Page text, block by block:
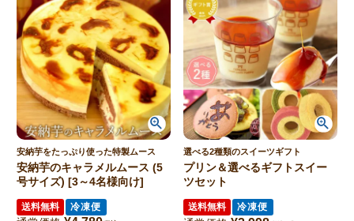
安納芋をたっぷり使った特製ムース
安納芋のキャラメルムース (5
号サイズ) [3～4名様向け]
送料無料 冷凍便
選べる2種類のスイーツギフト
プリン＆選べるギフトスイー
ツセット
送料無料 冷凍便